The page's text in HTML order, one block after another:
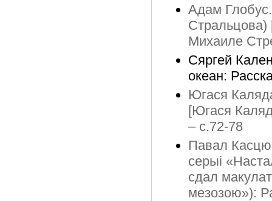
Адам
Михаиле
Сяргей
океан:
Югася
[Югася
– с.72-78
Павал
серыі
сдал
мезозою»):